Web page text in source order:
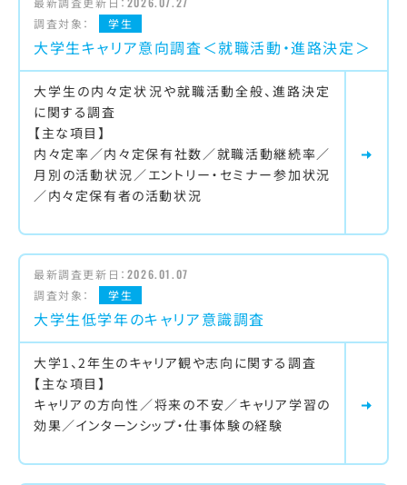
調査対象：
学生
大学生キャリア意向調査＜就職活動・進路決定＞
大学生の内々定状況や就職活動全般、進路決定
に関する調査
【主な項目】
内々定率／内々定保有社数／就職活動継続率／
月別の活動状況／エントリー・セミナー参加状況
／内々定保有者の活動状況
最新調査更新日： 2026.01.07
調査対象：
学生
大学生低学年のキャリア意識調査
大学1、2年生のキャリア観や志向に関する調査
【主な項目】
キャリアの方向性／将来の不安／キャリア学習の
効果／インターンシップ・仕事体験の経験